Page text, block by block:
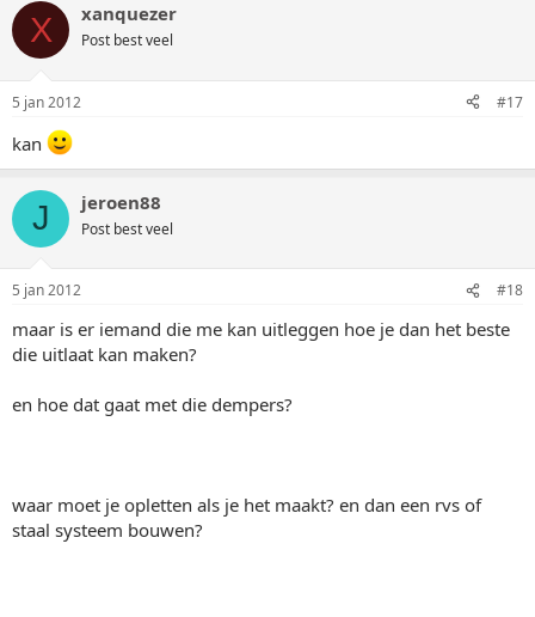
X xanquezer
Post best veel
5 jan 2012 #17
kan
J jeroen88
Post best veel
5 jan 2012 #18
maar is er iemand die me kan uitleggen hoe je dan het beste
die uitlaat kan maken?
en hoe dat gaat met die dempers?
waar moet je opletten als je het maakt? en dan een rvs of
staal systeem bouwen?